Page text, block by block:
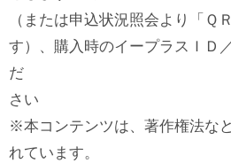
（または申込状況照会より「Ｑ
す）、購入時のイープラスＩＤ
だ
さい
※本コンテンツは、著作権法な
れています。